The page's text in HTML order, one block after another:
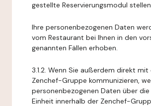
gestellte Reservierungsmodul
Ihre personenbezogenen Daten
vom Restaurant bei Ihnen in den
genannten Fällen erhoben.
3.1.2. Wenn Sie außerdem direkt mit
Zenchef-Gruppe kommunizieren,
personenbezogenen Daten über
Einheit innerhalb der Zenchef-